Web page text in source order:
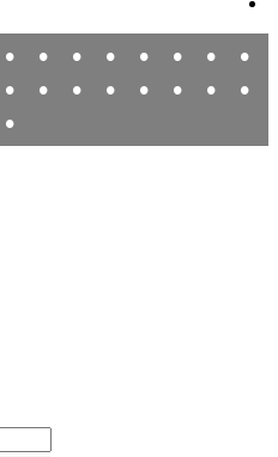
• • • • • • •
•
• • • • • • •
•
•